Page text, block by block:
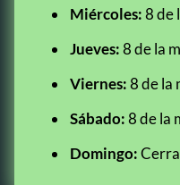
Miércoles:8 de
Jueves:8 de la
Viernes:8 de la
Sábado:8 de la
Domingo: